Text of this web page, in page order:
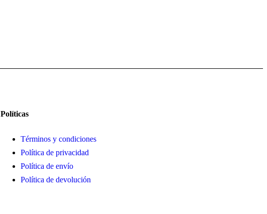
Políticas
Términos y condiciones
Política de privacidad
Política de envío
Política de devolución